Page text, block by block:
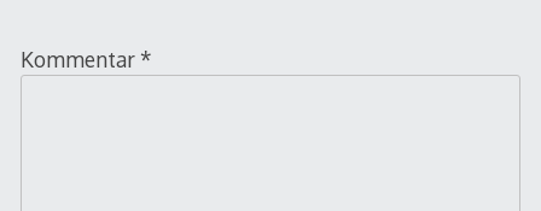
Kommentar *